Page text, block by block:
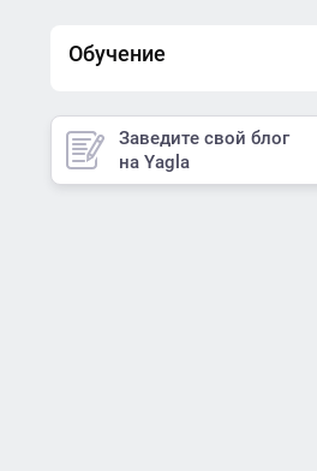
Обучение
Заведите свой блог
на Yagla